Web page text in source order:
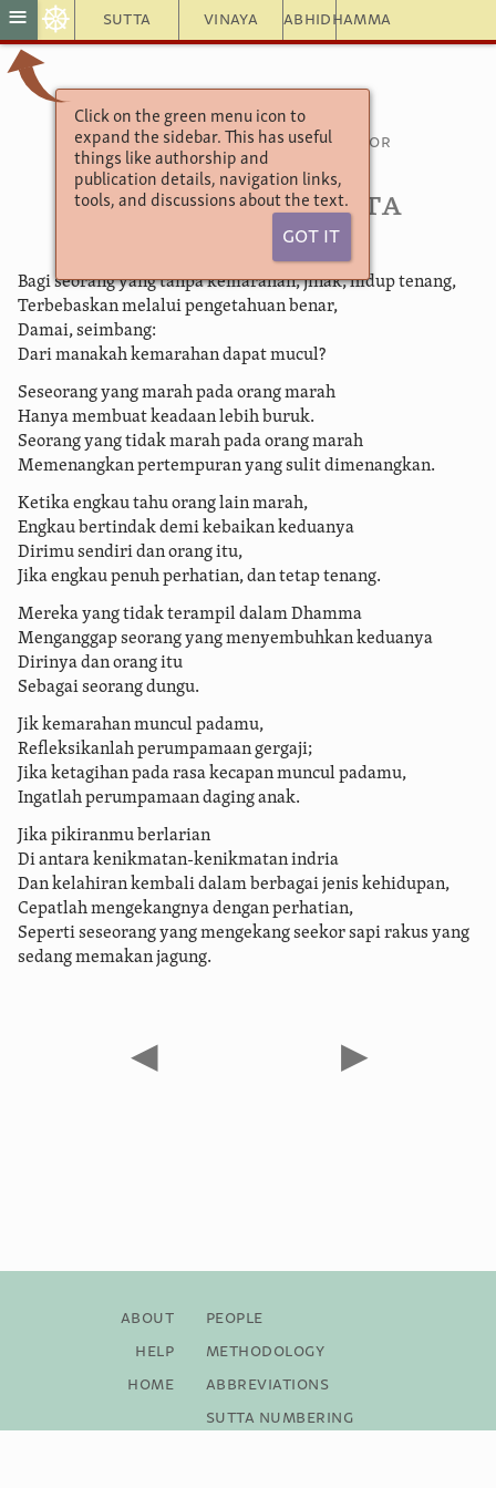
Sutta Vinaya Abhidhamma
≡ ☸
Click on the green menu icon to
expand the sidebar. This has useful
things like authorship and
publication details, navigation links,
tools, and discussions about the text.
Got It
Theragāthā
Syair-syair Para Bhikkhu Senior
Bab Kelompok Enam
6.12 Brahmadatta
Bagi seorang yang tanpa kemarahan, jinak, hidup tenang,
Terbebaskan melalui pengetahuan benar,
Damai, seimbang:
Dari manakah kemarahan dapat mucul?
Seseorang yang marah pada orang marah
Hanya membuat keadaan lebih buruk.
Seorang yang tidak marah pada orang marah
Memenangkan pertempuran yang sulit dimenangkan.
Ketika engkau tahu orang lain marah,
Engkau bertindak demi kebaikan keduanya
Dirimu sendiri dan orang itu,
Jika engkau penuh perhatian, dan tetap tenang.
Mereka yang tidak terampil dalam Dhamma
Menganggap seorang yang menyembuhkan keduanya
Dirinya dan orang itu
Sebagai seorang dungu.
Jik kemarahan muncul padamu,
Refleksikanlah perumpamaan gergaji;
Jika ketagihan pada rasa kecapan muncul padamu,
Ingatlah perumpamaan daging anak.
Jika pikiranmu berlarian
Di antara kenikmatan-kenikmatan indria
Dan kelahiran kembali dalam berbagai jenis kehidupan,
Cepatlah mengekangnya dengan perhatian,
Seperti seseorang yang mengekang seekor sapi rakus yang
sedang memakan jagung.
◀ ▶
About
Help
Home
People
Methodology
Abbreviations
Sutta Numbering